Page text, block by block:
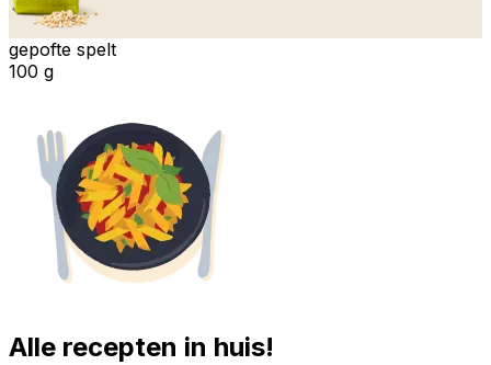
gepofte spelt
100 g
Alle recepten in huis!